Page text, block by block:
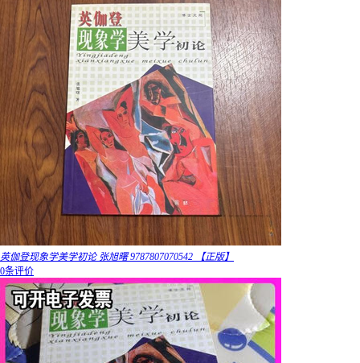
英伽登现象学美学初论 张旭曙 9787807070542 【正版】
0条评价